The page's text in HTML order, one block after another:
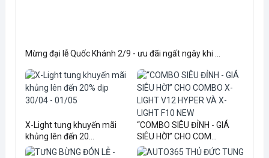
Mừng đại lễ Quốc Khánh 2/9 - ưu đãi ngất ngây khi ...
X-Light tung khuyến mãi
khủng lên đến 20...
“COMBO SIÊU ĐỈNH - GIÁ
SIÊU HỜI” CHO COM...